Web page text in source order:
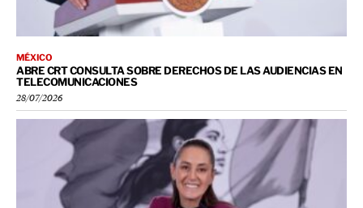
MÉXICO
ABRE CRT CONSULTA SOBRE DERECHOS DE LAS AUDIENCIAS EN
TELECOMUNICACIONES
28/07/2026